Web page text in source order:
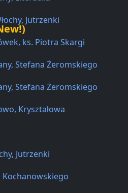
Jutrzenki
ks. Piotra Skargi
Stefana Żeromskiego
Stefana Żeromskiego
Kryształowa
Jutrzenki
Kochanowskiego